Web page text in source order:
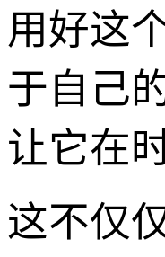
用好这
于自己
让它在
这不仅